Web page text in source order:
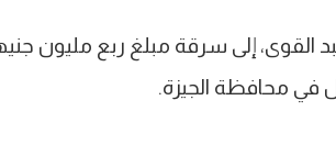
إلى سرقة مبلغ ربع مليون
في محافظة الجيزة.